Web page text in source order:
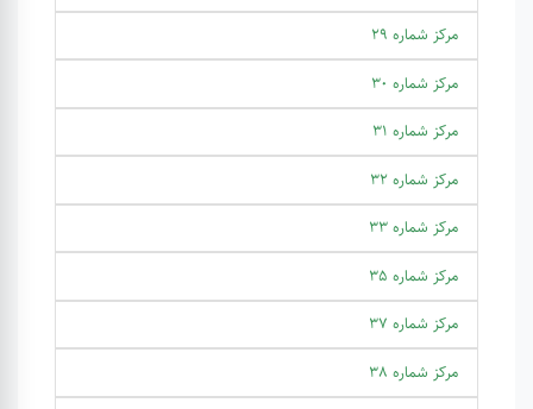
مرکز شماره 29
مرکز شماره 30
مرکز شماره 31
مرکز شماره 32
مرکز شماره 33
مرکز شماره 35
مرکز شماره 37
مرکز شماره 38